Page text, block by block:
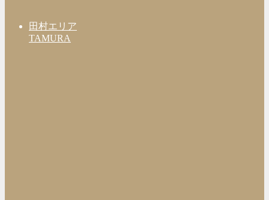
田村エリア
TAMURA